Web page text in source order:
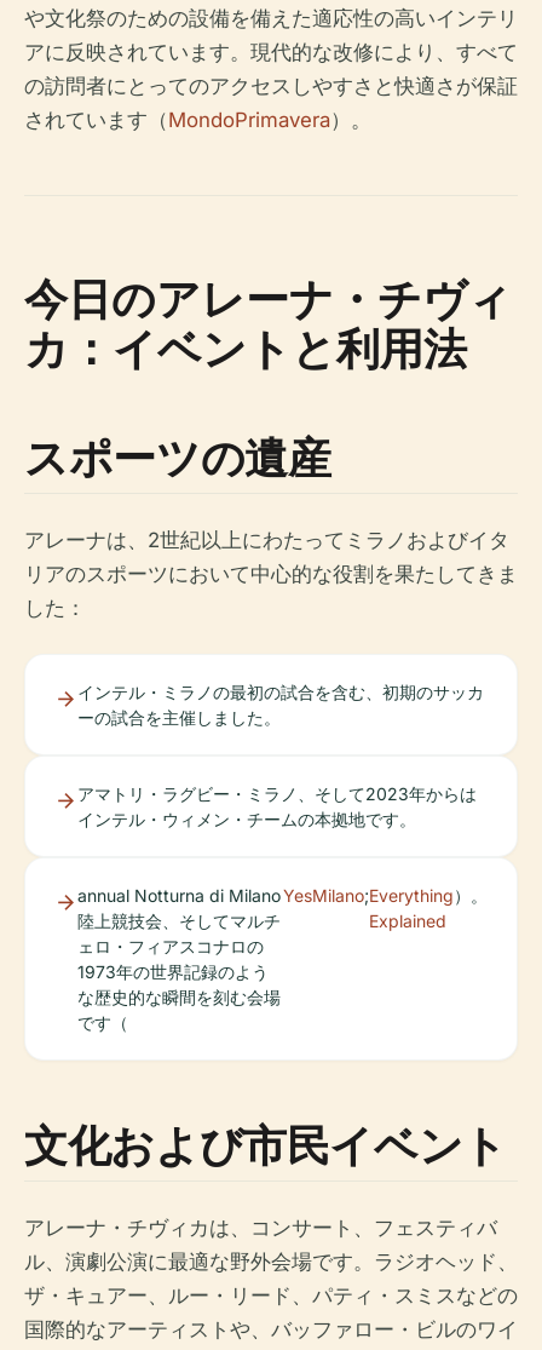
や文化祭のための設備を備えた適応性の高いインテリ
アに反映されています。現代的な改修により、すべて
の訪問者にとってのアクセスしやすさと快適さが保証
されています（MondoPrimavera）。
今日のアレーナ・チヴィ
カ：イベントと利用法
スポーツの遺産
アレーナは、2世紀以上にわたってミラノおよびイタ
リアのスポーツにおいて中心的な役割を果たしてきま
した：
インテル・ミラノの最初の試合を含む、初期のサッカ
ーの試合を主催しました。
アマトリ・ラグビー・ミラノ、そして2023年からは
インテル・ウィメン・チームの本拠地です。
annual Notturna di Milano
陸上競技会、そしてマルチ
ェロ・フィアスコナロの
1973年の世界記録のよう
な歴史的な瞬間を刻む会場
です（
YesMilano;Everything
Explained
）。
文化および市民イベント
アレーナ・チヴィカは、コンサート、フェスティバ
ル、演劇公演に最適な野外会場です。ラジオヘッド、
ザ・キュアー、ルー・リード、パティ・スミスなどの
国際的なアーティストや、バッファロー・ビルのワイ